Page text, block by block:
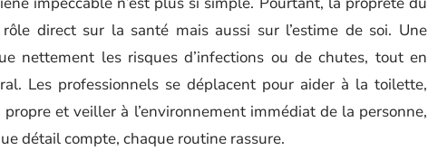
direct sur la santé mais aussi sur l’estime de soi. Une
nettement les risques d’infections ou de chutes, tout en
Les professionnels se déplacent pour aider à la toilette,
et veiller à l’environnement immédiat de la personne,
détail compte, chaque routine rassure.